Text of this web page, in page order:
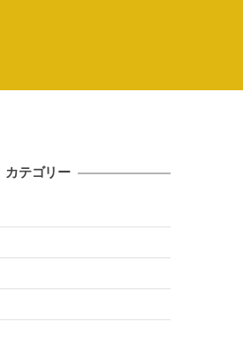
カテゴリー